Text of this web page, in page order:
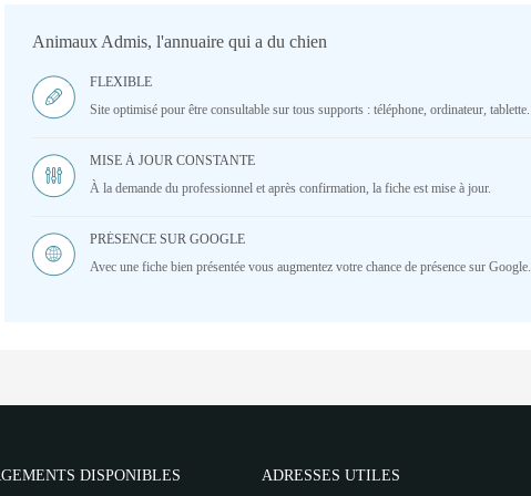
Animaux Admis, l'annuaire qui a du chien
FLEXIBLE
Site optimisé pour être consultable sur tous supports : téléphone, ordinateur, tablette.
MISE À JOUR CONSTANTE
À la demande du professionnel et après confirmation, la fiche est mise à jour.
PRÉSENCE SUR GOOGLE
Avec une fiche bien présentée vous augmentez votre chance de présence sur Google.
DISPONIBLES ADRESSES UTILES